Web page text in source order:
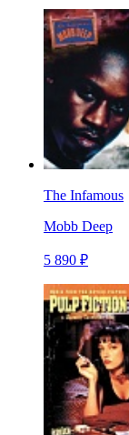
The Infamous
Mobb Deep
5 890 ₽